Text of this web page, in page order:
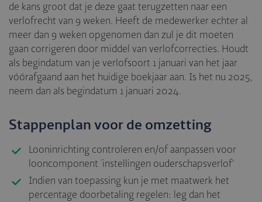
de kans groot dat je deze gaat terugzetten naar een
verlofrecht van 9 weken. Heeft de medewerker echter al
meer dan 9 weken opgenomen dan zul je dit moeten
gaan corrigeren door middel van verlofcorrecties. Houdt
als begindatum van je verlofsoort 1 januari van het jaar
vóórafgaand aan het huidige boekjaar aan. Is het nu 2025,
neem dan als begindatum 1 januari 2024.
Stappenplan voor de omzetting
Looninrichting controleren en/of aanpassen voor
looncomponent ‘instellingen ouderschapsverlof’
Indien van toepassing kun je met maatwerk het
percentage doorbetaling regelen: leg dan het